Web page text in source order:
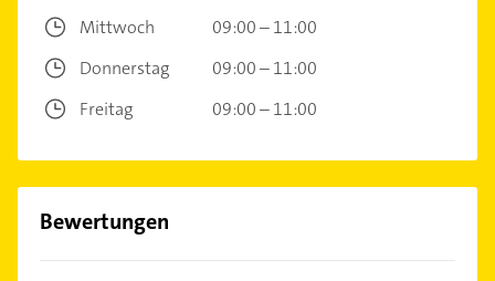
Mittwoch
09:00 – 11:00
Donnerstag
09:00 – 11:00
Freitag
09:00 – 11:00
Bewertungen